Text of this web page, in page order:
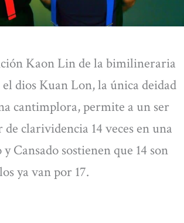
Kaon Lin de la bimilineraria
dios Kuan Lon, la única deidad
cantimplora, permite a un ser
clarividencia 14 veces en una
Cansado sostienen que 14 son
ya van por 17.